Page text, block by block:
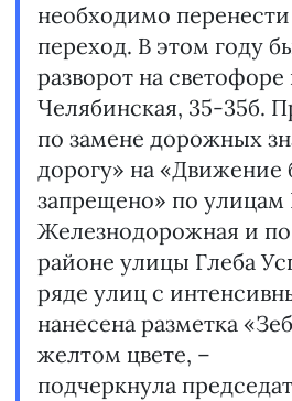
необходимо
переход. В этом году
разворот на светофоре
Челябинская, 35-35б.
по замене дорожных
дорогу» на «Движение
запрещено» по улицам
Железнодорожная и
районе улицы Глеба
ряде улиц с
нанесена разметка
желтом цвете, –
подчеркнула